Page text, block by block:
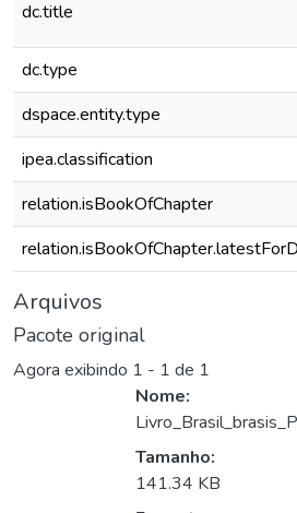
dc.title
dc.type
dspace.entity.type
ipea.classification
relation.isBookOfChapter
Arquivos
Pacote original
Agora exibindo 1 - 1 de 1
Nome:
Tamanho:
141.34 KB